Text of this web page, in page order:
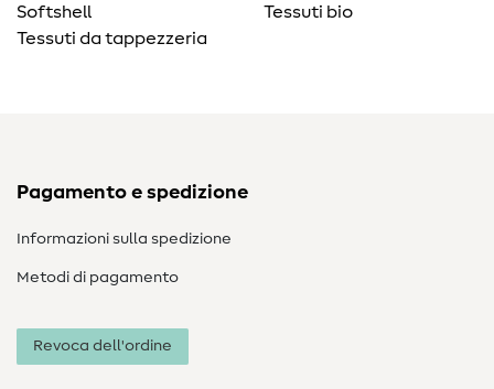
Softshell
Tessuti da tappezzeria
Tessuti bio
Pagamento e spedizione
Informazioni sulla spedizione
Metodi di pagamento
Revoca dell'ordine